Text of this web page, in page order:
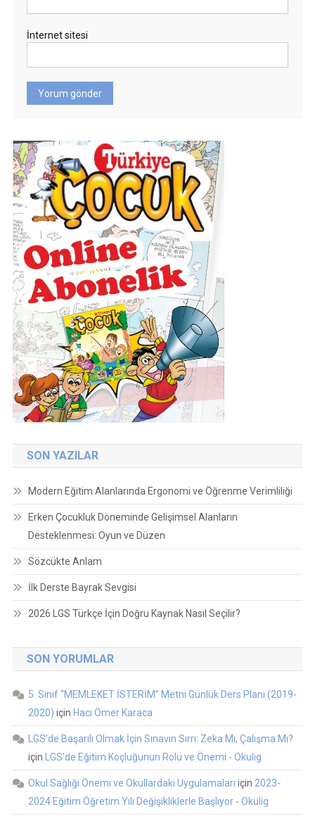
İnternet sitesi
SON YAZILAR
Modern Eğitim Alanlarında Ergonomi ve Öğrenme Verimliliği
Erken Çocukluk Döneminde Gelişimsel Alanların
Desteklenmesi: Oyun ve Düzen
Sözcükte Anlam
İlk Derste Bayrak Sevgisi
2026 LGS Türkçe İçin Doğru Kaynak Nasıl Seçilir?
SON YORUMLAR
5. Sınıf “MEMLEKET İSTERİM” Metni Günlük Ders Planı (2019-
2020) için Hacı Ömer Karaca
LGS’de Başarılı Olmak İçin Sınavın Sırrı: Zeka Mı, Çalışma Mı?
için
LGS'de Eğitim Koçluğunun Rolü ve Önemi - Okulig
Okul Sağlığı Önemi ve Okullardaki Uygulamaları için 2023-
2024 Eğitim Öğretim Yılı Değişikliklerle Başlıyor - Okulig